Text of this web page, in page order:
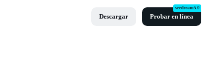
Descargar Probar en línea
seedream5.0